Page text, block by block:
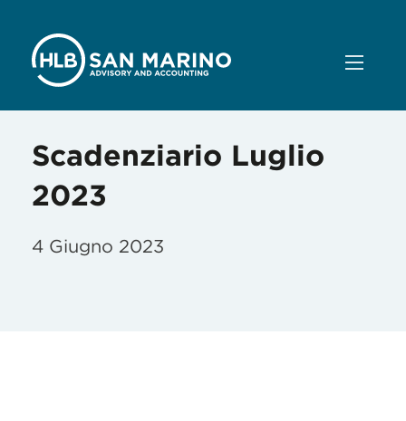
Scadenziario Luglio
2023
4 Giugno 2023